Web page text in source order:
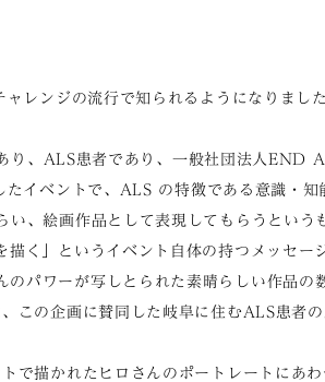
レンジの流行で知られるようになりまし
り、ALS患者であり、一般社団法人END
イベントで、ALS の特徴である意識・知
、絵画作品として表現してもらうという
く」というイベント自体の持つメッセー
パワーが写しとられた素晴らしい作品の
この企画に賛同した岐阜に住むALS患者
で描かれたヒロさんのポートレートにあ